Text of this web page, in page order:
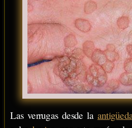
Las verrugas desde la